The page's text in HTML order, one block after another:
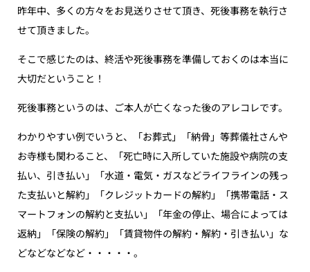
昨年中、多くの方々をお見送りさせて頂き、死後事務を執行さ
せて頂きました。
そこで感じたのは、終活や死後事務を準備しておくのは本当に
大切だということ！
死後事務というのは、ご本人が亡くなった後のアレコレです。
わかりやすい例でいうと、「お葬式」「納骨」等葬儀社さんや
お寺様も関わること、「死亡時に入所していた施設や病院の支
払い、引き払い」「水道・電気・ガスなどライフラインの残っ
た支払いと解約」「クレジットカードの解約」「携帯電話・ス
マートフォンの解約と支払い」「年金の停止、場合によっては
返納」「保険の解約」「賃貸物件の解約・解約・引き払い」な
どなどなどなど・・・・・。